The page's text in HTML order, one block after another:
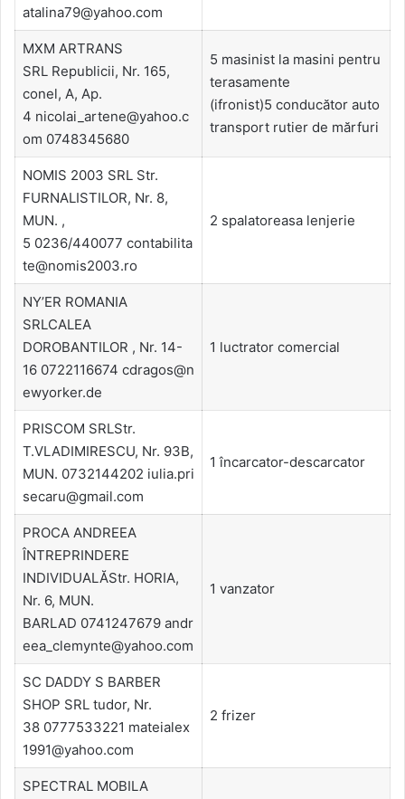
atalina79@yahoo.com
MXM ARTRANS
SRL Republicii, Nr. 165,
conel, A, Ap.
4 nicolai_artene@yahoo.c
om 0748345680
5 masinist la masini pentru
terasamente
(ifronist)5 conducător auto
transport rutier de mărfuri
NOMIS 2003 SRL Str.
FURNALISTILOR, Nr. 8,
MUN. ,
5 0236/440077 contabilita
te@nomis2003.ro
2 spalatoreasa lenjerie
NY’ER ROMANIA
SRLCALEA
DOROBANTILOR , Nr. 14-
16 0722116674 cdragos@n
ewyorker.de
1 luctrator comercial
PRISCOM SRLStr.
T.VLADIMIRESCU, Nr. 93B,
MUN. 0732144202 iulia.pri
secaru@gmail.com
1 încarcator-descarcator
PROCA ANDREEA
ÎNTREPRINDERE
INDIVIDUALĂStr. HORIA,
Nr. 6, MUN.
BARLAD 0741247679 andr
eea_clemynte@yahoo.com
1 vanzator
SC DADDY S BARBER
SHOP SRL tudor, Nr.
38 0777533221 mateialex
1991@yahoo.com
2 frizer
SPECTRAL MOBILA